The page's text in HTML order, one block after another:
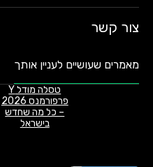
צור קשר
מאמרים שעושיים לעניין אותך
טסלה מודל Y
פרפורמנס 2026
– כל מה שחדש
בישראל